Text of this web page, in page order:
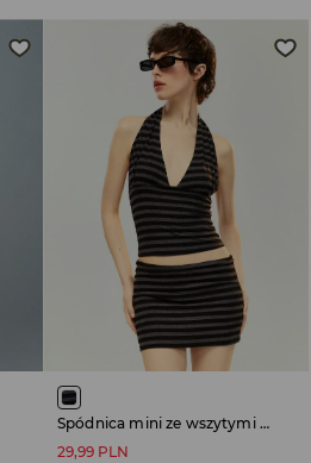
Spódnica mini ze wszytymi spodenkami w szaro-czarne paski
29,99 PLN